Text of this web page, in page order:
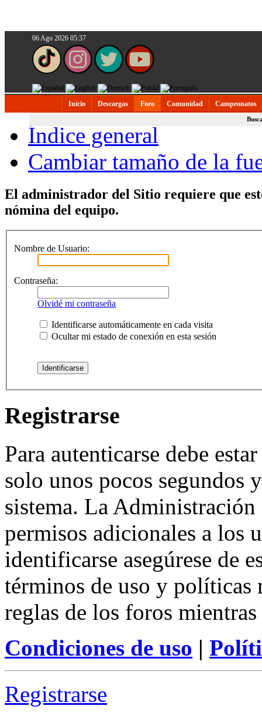
06 Ago 2026 05:37
Inicio Descargas Foro Comunidad Campeonatos
Índice general
Cambiar tamaño de la
El administrador del Sitio requiere que
nómina del equipo.
Nombre de Usuario:
Contraseña:
Olvidé mi contraseña
Identificarse automáticamente en cada visita
Ocultar mi estado de conexión en esta sesión
Registrarse
Para autenticarse debe
solo unos pocos segundos
sistema. La
permisos adicionales a los
identificarse asegúrese de
términos de uso y políticas
reglas de los foros
Condiciones de uso |
Registrarse